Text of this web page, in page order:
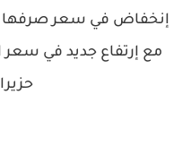
إنخفاض في سعر صرفها
حزيران